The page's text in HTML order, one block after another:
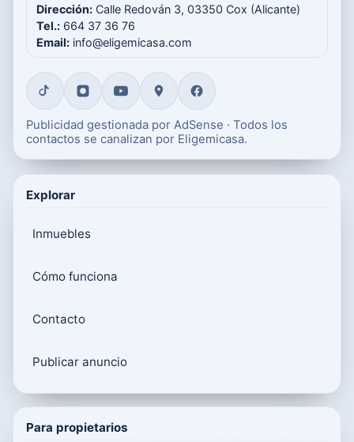
Dirección: Calle Redován 3, 03350 Cox (Alicante)
Tel.: 664 37 36 76
Email: info@eligemicasa.com
Publicidad gestionada por AdSense · Todos los
contactos se canalizan por Eligemicasa.
Explorar
Inmuebles
Cómo funciona
Contacto
Publicar anuncio
Para propietarios